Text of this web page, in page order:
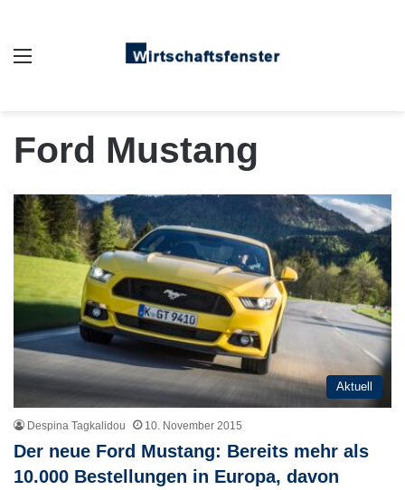
Ford Mustang
Aktuell
Despina Tagkalidou 10. November 2015
Der neue Ford Mustang: Bereits mehr als
10.000 Bestellungen in Europa, davon